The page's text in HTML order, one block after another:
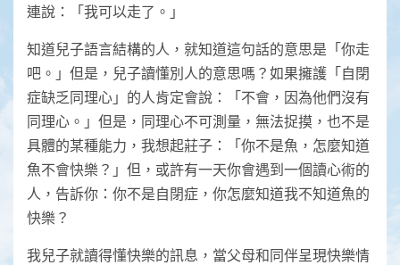
連說：「我可以走了。」
知道兒子語言結構的人，就知道這句話的意思是「你走
吧。」但是，兒子讀懂別人的意思嗎？如果擁護「自閉
症缺乏同理心」的人肯定會說：「不會，因為他們沒有
同理心。」但是，同理心不可測量，無法捉摸，也不是
具體的某種能力，我想起莊子：「你不是魚，怎麼知道
魚不會快樂？」但，或許有一天你會遇到一個讀心術的
人，告訴你：你不是自閉症，你怎麼知道我不知道魚的
快樂？
我兒子就讀得懂快樂的訊息，當父母和同伴呈現快樂情